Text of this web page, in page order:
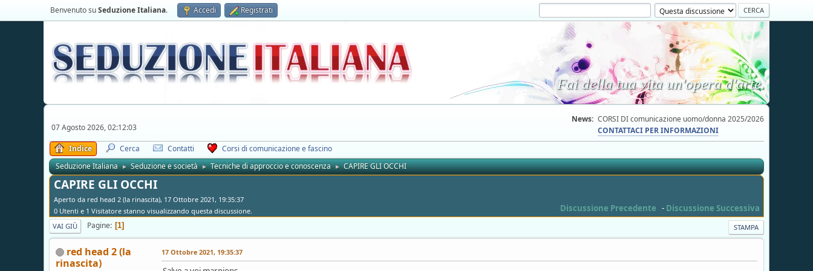
Benvenuto suSeduzione Italiana. Accedi Registrati
Fai della tua vita un'opera d'arte.
07 Agosto 2026, 02:12:03
News: CORSI DI comunicazione uomo/donna 2025/2026
CONTATTACI PER INFORMAZIONI
Indice
Cerca Contatti
Corsi di comunicazione e fascino
Seduzione Italiana ► Seduzione e società ► Tecniche di approccio e conoscenza ► CAPIRE GLI OCCHI
CAPIRE GLI OCCHI
Aperto da red head 2 (la rinascita), 17 Ottobre 2021, 19:35:37
Discussione Precedente - Discussione Successiva
0 Utenti e 1 Visitatore stanno visualizzando questa discussione.
STAMPA
VAI GIÙ Pagine 1
red head 2 (la
rinascita)
17 Ottobre 2021, 19:35:37